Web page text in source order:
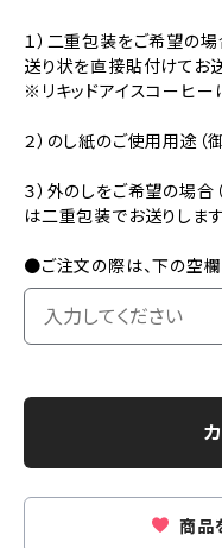
１）二重包装をご希望の
送り状を直接貼付けてお送
※リキッドアイスコーヒー
２）のし紙のご使用用途（
３）外のしをご希望の場合
は二重包装でお送りします
●ご注文の際は、下の空欄
商品